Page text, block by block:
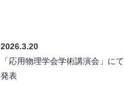
2026.3.20
「応用物理学会学術講演会」にて
発表